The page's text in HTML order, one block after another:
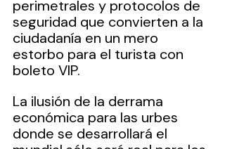
perimetrales y protocolos de
seguridad que convierten a la
ciudadanía en un mero
estorbo para el turista con
boleto VIP.
La ilusión de la derrama
económica para las urbes
donde se desarrollará el